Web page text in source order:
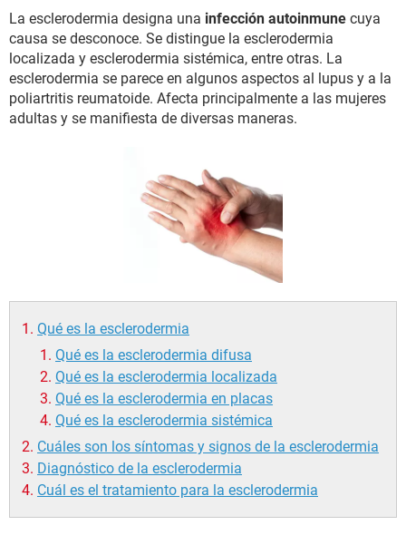
BIENESTAR
SEXUALIDAD
GLOSARIO
La esclerodermia designa una infección autoinmune cuya
causa se desconoce. Se distingue la esclerodermia
localizada y esclerodermia sistémica, entre otras. La
esclerodermia se parece en algunos aspectos al lupus y a la
poliartritis reumatoide. Afecta principalmente a las mujeres
adultas y se manifiesta de diversas maneras.
Qué es la esclerodermia
Qué es la esclerodermia difusa
Qué es la esclerodermia localizada
Qué es la esclerodermia en placas
Qué es la esclerodermia sistémica
Cuáles son los síntomas y signos de la esclerodermia
Diagnóstico de la esclerodermia
Cuál es el tratamiento para la esclerodermia